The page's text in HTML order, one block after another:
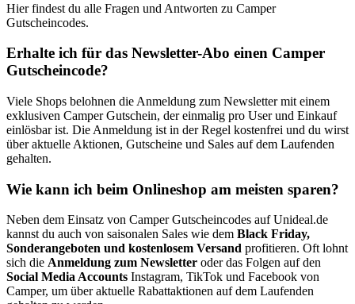
Hier findest du alle Fragen und Antworten zu Camper
Gutscheincodes.
Erhalte ich für das Newsletter-Abo einen Camper
Gutscheincode?
Viele Shops belohnen die Anmeldung zum Newsletter mit einem
exklusiven Camper Gutschein, der einmalig pro User und Einkauf
einlösbar ist. Die Anmeldung ist in der Regel kostenfrei und du wirst
über aktuelle Aktionen, Gutscheine und Sales auf dem Laufenden
gehalten.
Wie kann ich beim Onlineshop am meisten sparen?
Neben dem Einsatz von Camper Gutscheincodes auf Unideal.de
kannst du auch von saisonalen Sales wie dem Black Friday,
Sonderangeboten und kostenlosem Versand profitieren. Oft lohnt
sich die Anmeldung zum Newsletter oder das Folgen auf den
Social Media Accounts Instagram, TikTok und Facebook von
Camper, um über aktuelle Rabattaktionen auf dem Laufenden